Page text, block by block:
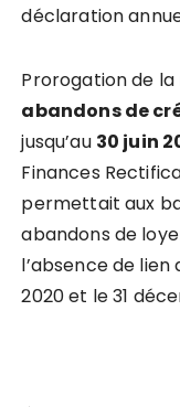
déclaration
Prorogation de la
abandons de
jusqu’au 30 juin
Finances
permettait aux
abandons de
l’absence de
2020 et le 31